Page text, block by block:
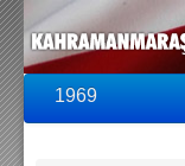
1969